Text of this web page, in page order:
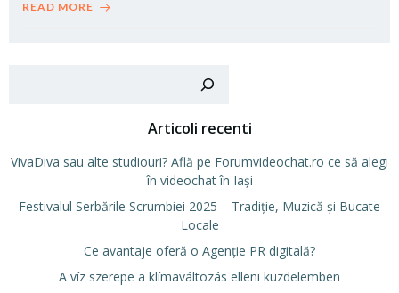
READ MORE
Articoli recenti
VivaDiva sau alte studiouri? Află pe Forumvideochat.ro ce să alegi
în videochat în Iași
Festivalul Serbările Scrumbiei 2025 – Tradiție, Muzică și Bucate
Locale
Ce avantaje oferă o Agenție PR digitală?
A víz szerepe a klímaváltozás elleni küzdelemben